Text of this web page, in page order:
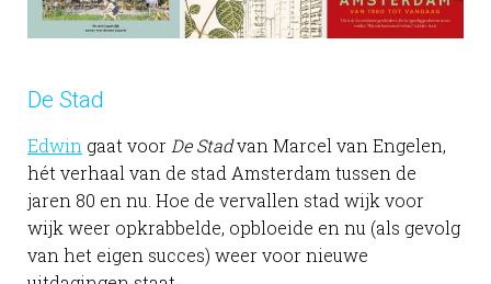
De Stad
Edwin gaat voor De Stadvan Marcel van Engelen,
hét verhaal van de stad Amsterdam tussen de
jaren 80 en nu. Hoe de vervallen stad wijk voor
wijk weer opkrabbelde, opbloeide en nu (als gevolg
van het eigen succes) weer voor nieuwe